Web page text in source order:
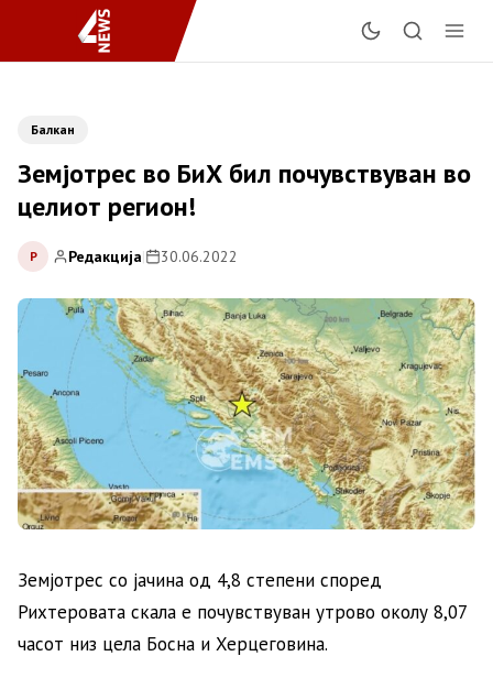
Балкан
Земјотрес во БиХ бил почувствуван во
целиот регион!
Р Редакција| 30.06.2022
Земјотрес со јачина од 4,8 степени според
Рихтеровата скала е почувствуван утрово околу 8,07
часот низ цела Босна и Херцеговина.